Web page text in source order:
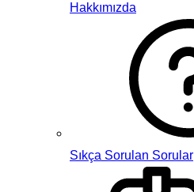
Hakkımızda
Sıkça Sorulan Sorular